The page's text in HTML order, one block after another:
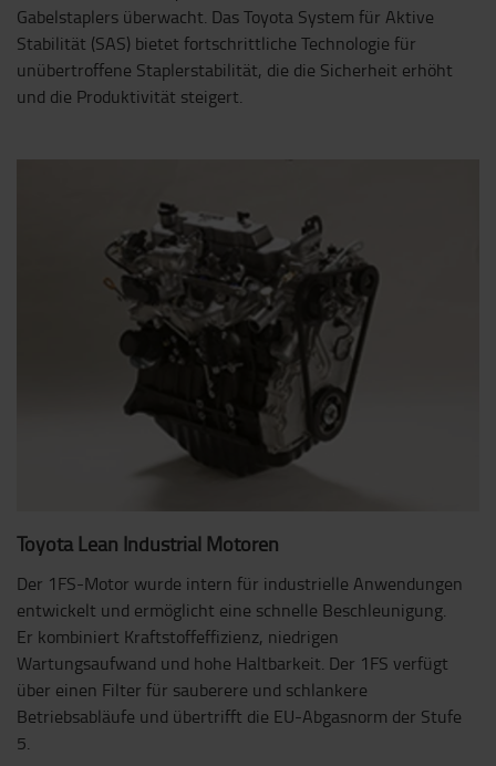
Gabelstaplers überwacht. Das Toyota System für Aktive
Stabilität (SAS) bietet fortschrittliche Technologie für
unübertroffene Staplerstabilität, die die Sicherheit erhöht
und die Produktivität steigert.
Toyota Lean Industrial Motoren
Der 1FS-Motor wurde intern für industrielle Anwendungen
entwickelt und ermöglicht eine schnelle Beschleunigung.
Er kombiniert Kraftstoffeffizienz, niedrigen
Wartungsaufwand und hohe Haltbarkeit. Der 1FS verfügt
über einen Filter für sauberere und schlankere
Betriebsabläufe und übertrifft die EU-Abgasnorm der Stufe
5.